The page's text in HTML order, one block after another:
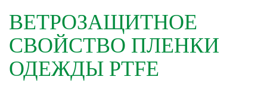
ВЕТРОЗАЩИТНОЕ
СВОЙСТВО ПЛЕНКИ
ОДЕЖДЫ PTFE